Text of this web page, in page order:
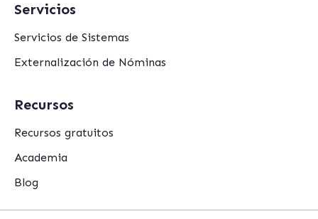
Servicios
Servicios de Sistemas
Externalización de Nóminas
Recursos
Recursos gratuitos
Academia
Blog